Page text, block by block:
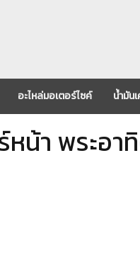
อะไหล่มอเตอร์ไซค์ น้ำมัน
หน้า พระอา